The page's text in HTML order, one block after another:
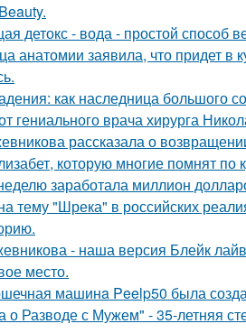
детокс - вода - простой способ
анатомии заявила, что придет в
как наследница большого
гениального врача хирурга
рассказала о
которую многие помнят по
заработала миллион
тему "Шрека" в российских
- наша версия Блейк
место.
машинa Peelp50 была
Разводе с Мужем" - 35-летняя